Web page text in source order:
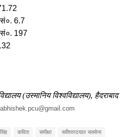
6.7
197
(उस्मानिय विश्वविद्यालय), हैदराबाद
abhishek.pcu@gmail.com
कविता समीक्षा सर्वेश्वरदयाल सक्सेना